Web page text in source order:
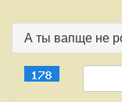
А ты вапще не